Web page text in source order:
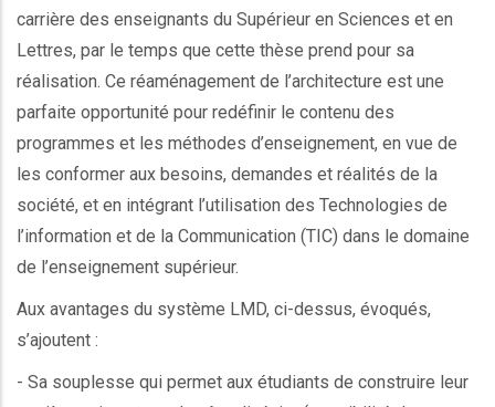
carrière des enseignants du Supérieur en Sciences et en
Lettres, par le temps que cette thèse prend pour sa
réalisation. Ce réaménagement de l’architecture est une
parfaite opportunité pour redéfinir le contenu des
programmes et les méthodes d’enseignement, en vue de
les conformer aux besoins, demandes et réalités de la
société, et en intégrant l’utilisation des Technologies de
l’information et de la Communication (TIC) dans le domaine
de l’enseignement supérieur.
Aux avantages du système LMD, ci-dessus, évoqués,
s’ajoutent :
- Sa souplesse qui permet aux étudiants de construire leur